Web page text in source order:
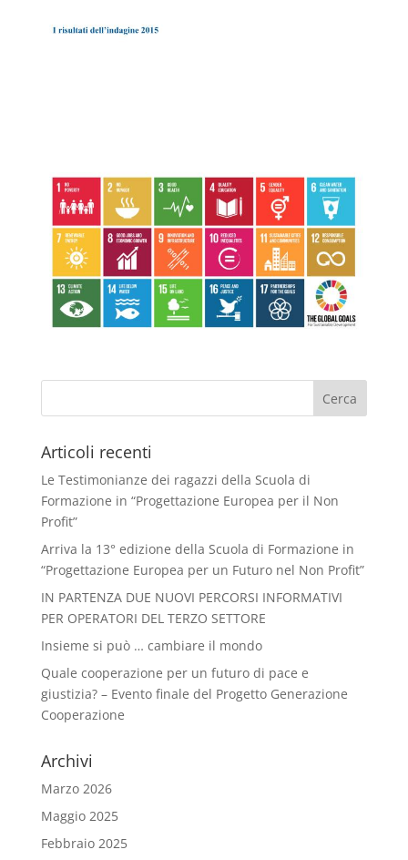
Articoli recenti
Le Testimonianze dei ragazzi della Scuola di
Formazione in “Progettazione Europea per il Non
Profit”
Arriva la 13° edizione della Scuola di Formazione in
“Progettazione Europea per un Futuro nel Non Profit”
IN PARTENZA DUE NUOVI PERCORSI INFORMATIVI
PER OPERATORI DEL TERZO SETTORE
Insieme si può … cambiare il mondo
Quale cooperazione per un futuro di pace e
giustizia? – Evento finale del Progetto Generazione
Cooperazione
Archivi
Marzo 2026
Maggio 2025
Febbraio 2025